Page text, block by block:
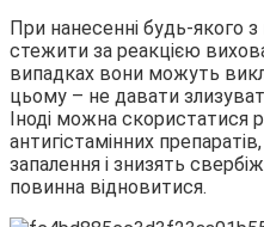
При нанесенні будь-якого
стежити за реакцією
випадках вони можуть
цьому – не давати
Іноді можна
антигістамінних
запалення і знизять
повинна відновитися.